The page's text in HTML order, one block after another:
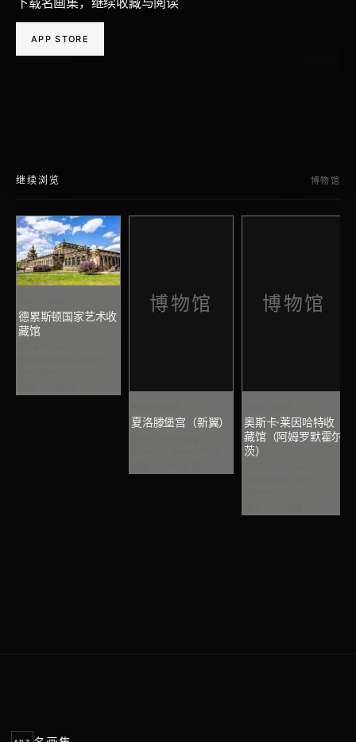
APP STORE
继续浏览 博物馆
德累斯顿国家艺术收
藏馆
博物馆
夏洛滕堡宫（新翼）
博物馆
奥斯卡·莱因哈特收
藏馆（阿姆罗默霍尔
茨）